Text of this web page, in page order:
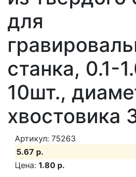
для
станка, 0.1-
10шт.,
хвостовика
Артикул: 75263
5.67 р.
Цена: 1.80 р.